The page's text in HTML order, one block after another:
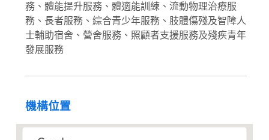
務、體能提升服務、體適能訓練、流動物理治療服
務、長者服務、綜合青少年服務、肢體傷殘及智障人
士輔助宿舍、營舍服務、照顧者支援服務及殘疾青年
發展服務
機構位置